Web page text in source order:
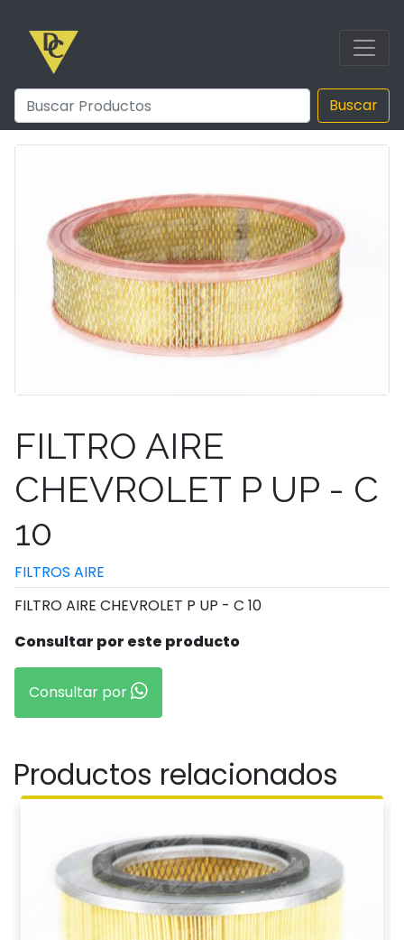
Buscar
FILTRO AIRE
CHEVROLET P UP - C
10
FILTROS AIRE
FILTRO AIRE CHEVROLET P UP - C 10
Consultar por este producto
Consultar por
Productos relacionados